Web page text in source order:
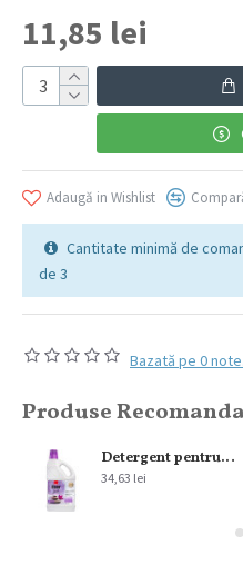
Bazată pe 0 note.
11,85 lei
Adaugă in Wishlist
Cantitate minimă de
de 3
Produse
Detergent pentru pardoseala Sano Floor Fresh Home Spa 2L
34,63 lei